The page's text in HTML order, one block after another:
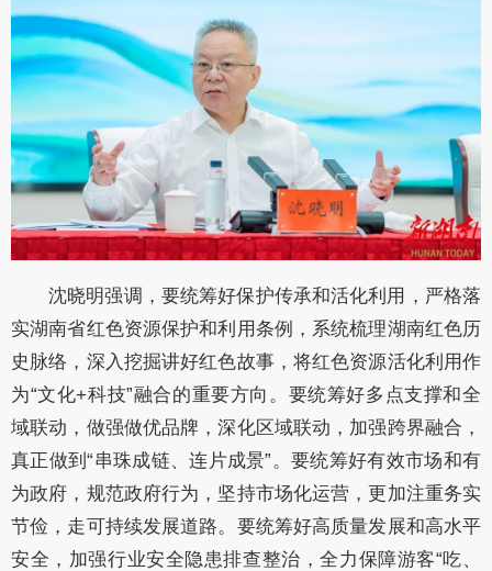
沈晓明强调，要统筹好保护传承和活化利用，严格落
实湖南省红色资源保护和利用条例，系统梳理湖南红色历
史脉络，深入挖掘讲好红色故事，将红色资源活化利用作
为“文化+科技”融合的重要方向。要统筹好多点支撑和全
域联动，做强做优品牌，深化区域联动，加强跨界融合，
真正做到“串珠成链、连片成景”。要统筹好有效市场和有
为政府，规范政府行为，坚持市场化运营，更加注重务实
节俭，走可持续发展道路。要统筹好高质量发展和高水平
安全，加强行业安全隐患排查整治，全力保障游客“吃、